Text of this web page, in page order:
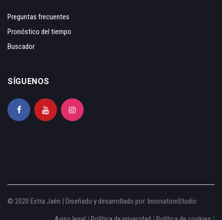
Preguntas frecuentes
Pronóstico del tiempo
Buscador
SÍGUENOS
© 2020 Extra Jaén | Diseñado y desarrollado por: InnovationStudio